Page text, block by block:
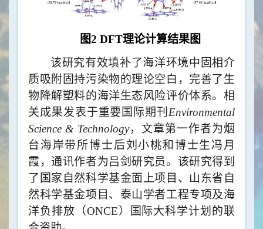
图2 DFT理论计算结果图
该研究有效填补了海洋环境中固相介
质吸附固持污染物的理论空白 ，完善了生
物降解塑料的海洋生态风险评价体系。相
关成果发表于重要国际期刊 Environmental
Science & Technology，文章第一作者为烟
台海岸带所博士后刘小桃和博士生冯月
霞，通讯作者为吕剑研究员。该研究得到
了国家自然科学基金面上项目、山东省自
然科学基金项目、泰山学者工程专项及海
洋负排放（ONCE）国际大科学计划的联